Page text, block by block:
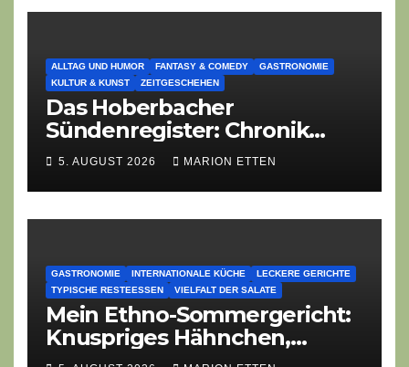
ALLTAG UND HUMOR FANTASY & COMEDY
GASTRONOMIE
KULTUR & KUNST
ZEITGESCHEHEN
Das Hoberbacher
Sündenregister: Chronik
eines angekündigten
5. AUGUST 2026 MARION ETTEN
GASTRONOMIE INTERNATIONALE KÜCHE
LECKERE GERICHTE
TYPISCHE RESTEESSEN
VIELFALT DER SALATE
Mein Ethno-Sommergericht:
Knuspriges Hähnchen,
Lauch-Rührei, Salat